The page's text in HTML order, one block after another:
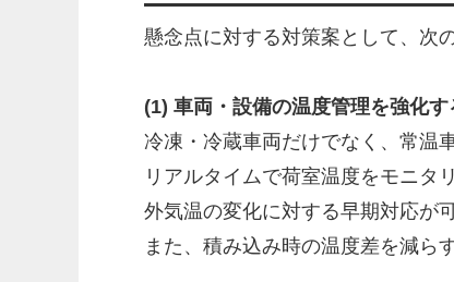
懸念点に対する対策案として、次
(1) 車両・設備の温度管理を強化す
冷凍・冷蔵車両だけでなく、常温
リアルタイムで荷室温度をモニタ
外気温の変化に対する早期対応が
また、積み込み時の温度差を減ら